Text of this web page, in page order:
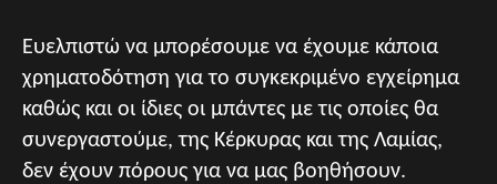
Ευελπιστώ να μπορέσουμε να έχουμε κάποια
χρηματοδότηση για το συγκεκριμένο εγχείρημα
καθώς και οι ίδιες οι μπάντες με τις οποίες θα
συνεργαστούμε, της Κέρκυρας και της Λαμίας,
δεν έχουν πόρους για να μας βοηθήσουν.